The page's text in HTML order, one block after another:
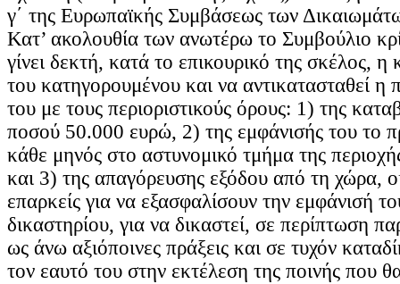
γ΄ της Ευρωπαϊκής Συμβάσεως των
Κατ’ ακολουθία των ανωτέρω το Συμβούλιο
γίνει δεκτή, κατά το επικουρικό της σκέλος, η
του κατηγορουμένου και να αντικατασταθεί η
του με τους περιοριστικούς όρους: 1) της
ποσού 50.000 ευρώ, 2) της εμφάνισής του το
κάθε μηνός στο αστυνομικό τμήμα της
και 3) της απαγόρευσης εξόδου από τη χώρα,
επαρκείς για να εξασφαλίσουν την εμφάνισή
δικαστηρίου, για να δικαστεί, σε περίπτωση
ως άνω αξιόποινες πράξεις και σε τυχόν
τον εαυτό του στην εκτέλεση της ποινής που